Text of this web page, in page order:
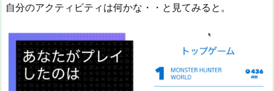
自分のアクティビティは何かな・・と見てみると。